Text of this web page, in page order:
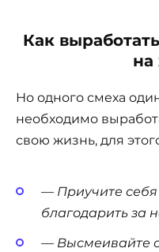
Как
на
Но одного смеха
необходимо
свою жизнь, для
— Приучите
благодарить за
— Высмеивайте